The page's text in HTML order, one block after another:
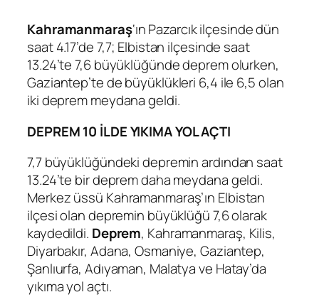
Kahramanmaraş‘ın Pazarcık ilçesinde dün
saat 4.17’de 7,7; Elbistan ilçesinde saat
13.24’te 7,6 büyüklüğünde deprem olurken,
Gaziantep’te de büyüklükleri 6,4 ile 6,5 olan
iki deprem meydana geldi.
DEPREM 10 İLDE YIKIMA YOL AÇTI
7,7 büyüklüğündeki depremin ardından saat
13.24’te bir deprem daha meydana geldi.
Merkez üssü Kahramanmaraş’ın Elbistan
ilçesi olan depremin büyüklüğü 7,6 olarak
kaydedildi. Deprem, Kahramanmaraş, Kilis,
Diyarbakır, Adana, Osmaniye, Gaziantep,
Şanlıurfa, Adıyaman, Malatya ve Hatay’da
yıkıma yol açtı.